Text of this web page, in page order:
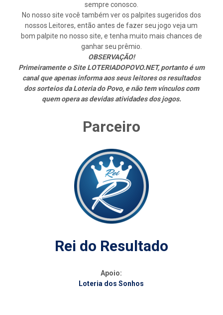
sempre conosco.
No nosso site você também ver os palpites sugeridos dos
nossos Leitores, então antes de fazer seu jogo veja um
bom palpite no nosso site, e tenha muito mais chances de
ganhar seu prêmio.
OBSERVAÇÃO!
Primeiramente o Site LOTERIADOPOVO.NET, portanto é um
canal que apenas informa aos seus leitores os resultados
dos sorteios da Loteria do Povo, e não tem vínculos com
quem opera as devidas atividades dos jogos.
Parceiro
Rei do Resultado
Apoio:
Loteria dos Sonhos